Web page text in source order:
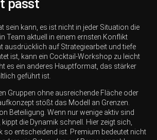
passt
sein kann, es ist nicht in jeder Situation die
Team aktuell in einem ernsten Konflikt
ausdrücklich auf Strategiearbeit und tiefe
ist, kann ein Cocktail-Workshop zu leicht
es ein anderes Hauptformat, das stärker
geführt ist.
Gruppen ohne ausreichende Fläche oder
stößt das Modell an Grenzen.
Beteiligung. Wenn nur wenige aktiv sind
die Dynamik schnell. Hier zeigt sich,
so entscheidend ist. Premium bedeutet nicht